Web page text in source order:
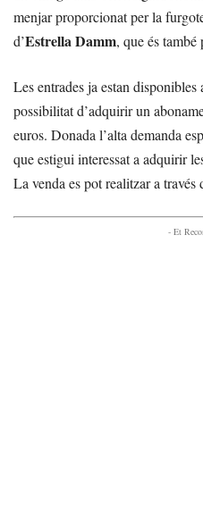
menjar proporcionat per la
d’Estrella Damm, que és
Les entrades ja estan
possibilitat d’adquirir un
euros. Donada l’alta demanda
que estigui interessat a adquirir
La venda es pot realitzar a
- Et